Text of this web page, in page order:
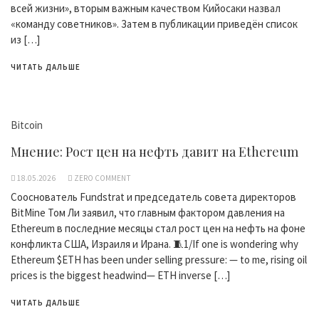
всей жизни», вторым важным качеством Кийосаки назвал
«команду советников». Затем в публикации приведён список
из […]
ЧИТАТЬ ДАЛЬШЕ
Bitcoin
Мнение: Рост цен на нефть давит на Ethereum
18.05.2026 ZERO COMMENT
Сооснователь Fundstrat и председатель совета директоров
BitMine Том Ли заявил, что главным фактором давления на
Ethereum в последние месяцы стал рост цен на нефть на фоне
конфликта США, Израиля и Ирана. 🧵1/If one is wondering why
Ethereum $ETH has been under selling pressure: — to me, rising oil
prices is the biggest headwind— ETH inverse […]
ЧИТАТЬ ДАЛЬШЕ